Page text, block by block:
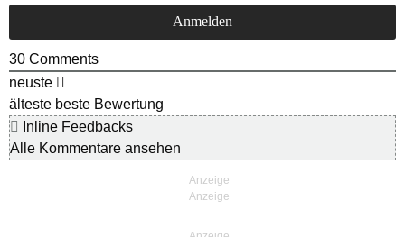
30 Comments
neuste
älteste beste Bewertung
Inline Feedbacks
Alle Kommentare ansehen